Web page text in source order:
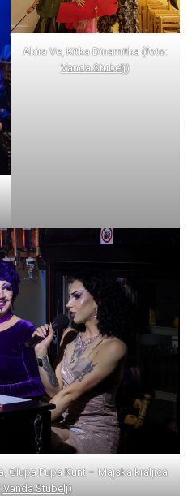
Akira Ve, Kitka Dinamitka (foto:
Vanda Stubelj)
Glupa Pupa Kunt – Majska kraljica
Vanda Stubelj)